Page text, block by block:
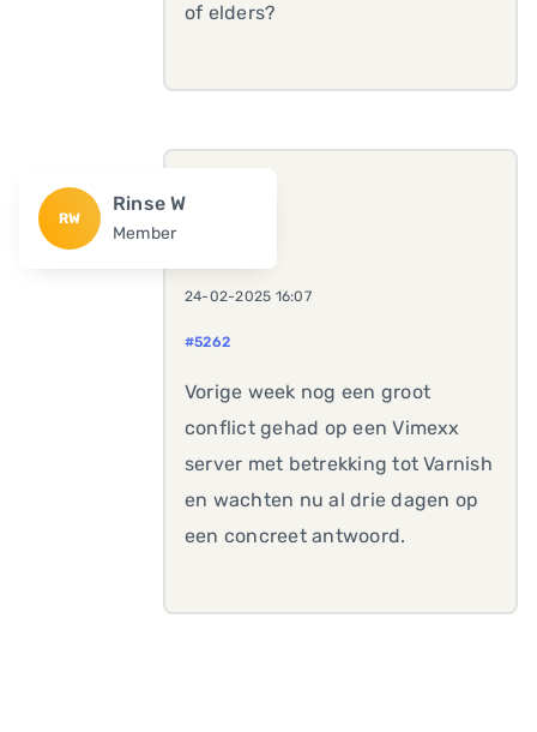
of elders?
RW
Rinse W
Member
24-02-2025 16:07
#5262
Vorige week nog een groot
conflict gehad op een Vimexx
server met betrekking tot Varnish
en wachten nu al drie dagen op
een concreet antwoord.